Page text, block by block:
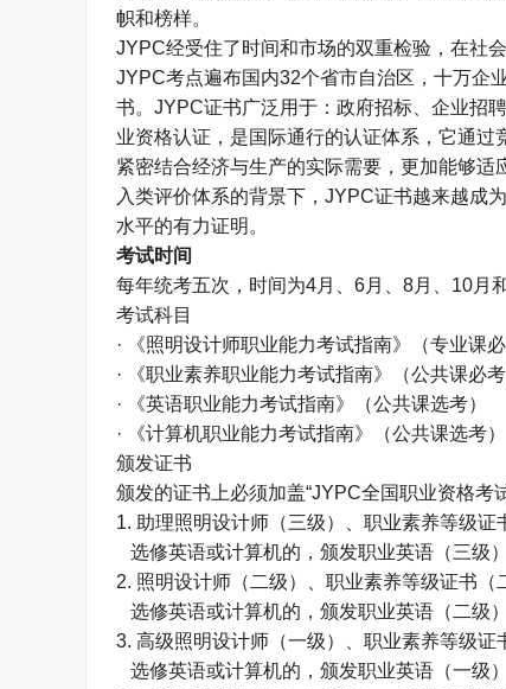
帜和榜样。
JYPC经受住了时间和市场的双重检验，在社
JYPC考点遍布国内32个省市自治区，十万企
书。 JYPC证书广泛用于：政府招标、企业招
业资格认证，是国际通行的认证体系，它通
紧密结合经济与生产的实际需要，更加能够适
入类评价体系的背景下， JYPC证书越来越成
水平的有力证明。
考试时间
每年统考五次，时间为4月、 6月、 8月、 10月
考试科目
· 《照明设计师职业能力考试指南》（专业课必
· 《职业素养职业能力考试指南》（公共课必考
· 《英语职业能力考试指南》（公共课选考）
· 《计算机职业能力考试指南》（公共课选考）
颁发证书
颁发的证书上必须加盖“JYPC全国职业资格考
1. 助理照明设计师（三级）、职业素养等级证
选修英语或计算机的，颁发职业英语（三级
2. 照明设计师（二级）、职业素养等级证书（
选修英语或计算机的，颁发职业英语（二级
3. 高级照明设计师（一级）、职业素养等级证
选修英语或计算机的，颁发职业英语（一级